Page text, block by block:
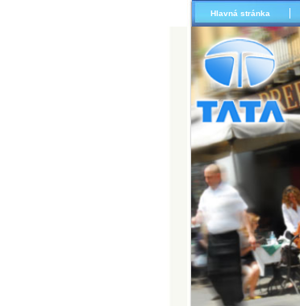
Hlavná stránka